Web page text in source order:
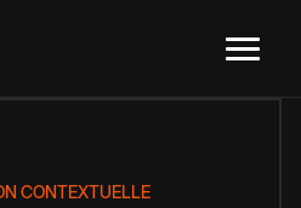
CONTEXTUELLE